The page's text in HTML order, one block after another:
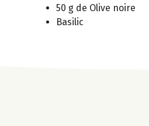
50 g de Olive noire
Basilic